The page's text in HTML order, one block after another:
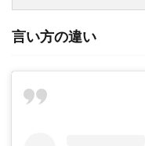
言い方の違い